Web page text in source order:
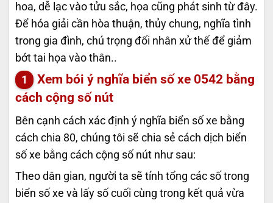
hoa, dễ lạc vào tửu sắc, họa cũng phát sinh từ đây.
Để hóa giải cần hòa thuận, thủy chung, nghĩa tình
trong gia đình, chú trọng đối nhân xử thế để giảm
bớt tai họa vào thân..
Xem bói ý nghĩa biển số xe 0542 bằng
cách cộng số nút
Bên cạnh cách xác định ý nghĩa biển số xe bằng
cách chia 80, chúng tôi sẽ chia sẻ cách dịch biển
số xe bằng cách cộng số nút như sau:
Theo dân gian, người ta sẽ tính tổng các số trong
biển số xe và lấy số cuối cùng trong kết quả vừa